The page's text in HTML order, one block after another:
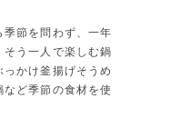
節を問わず、一年
う一人で楽しむ鍋
かけ釜揚げそうめ
ど季節の食材を使